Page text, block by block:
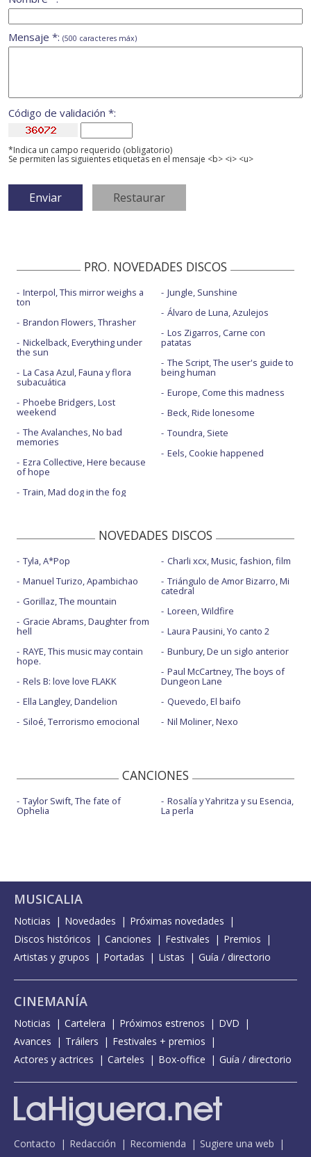
Mensaje *: (500 caracteres máx)
Código de validación *:
*Indica un campo requerido (obligatorio)
Se permiten las siguientes etiquetas en el mensaje <b> <i> <u>
PRO. NOVEDADES DISCOS
Interpol, This mirror weighs a
ton
Brandon Flowers, Thrasher
Nickelback, Everything under
the sun
La Casa Azul, Fauna y flora
subacuática
Phoebe Bridgers, Lost
weekend
The Avalanches, No bad
memories
Ezra Collective, Here because
of hope
Train, Mad dog in the fog
Jungle, Sunshine
Álvaro de Luna, Azulejos
Los Zigarros, Carne con
patatas
The Script, The user's guide to
being human
Europe, Come this madness
Beck, Ride lonesome
Toundra, Siete
Eels, Cookie happened
NOVEDADES DISCOS
Tyla, A*Pop
Manuel Turizo, Apambichao
Gorillaz, The mountain
Gracie Abrams, Daughter from
hell
RAYE, This music may contain
hope.
Rels B: love love FLAKK
Ella Langley, Dandelion
Siloé, Terrorismo emocional
Charli xcx, Music, fashion, film
Triángulo de Amor Bizarro, Mi
catedral
Loreen, Wildfire
Laura Pausini, Yo canto 2
Bunbury, De un siglo anterior
Paul McCartney, The boys of
Dungeon Lane
Quevedo, El baifo
Nil Moliner, Nexo
CANCIONES
Taylor Swift, The fate of
Ophelia
Rosalía y Yahritza y su Esencia,
La perla
MUSICALIA
Noticias Novedades
Próximas novedades
Discos históricos
Canciones Festivales
Premios
Artistas y grupos
Portadas Listas Guía / directorio
CINEMANÍA
Noticias Cartelera Próximos estrenos
DVD
Avances
Tráilers
Festivales + premios
Actores y actrices
Carteles Box-office Guía / directorio
Contacto Redacción Recomienda
Sugiere una web